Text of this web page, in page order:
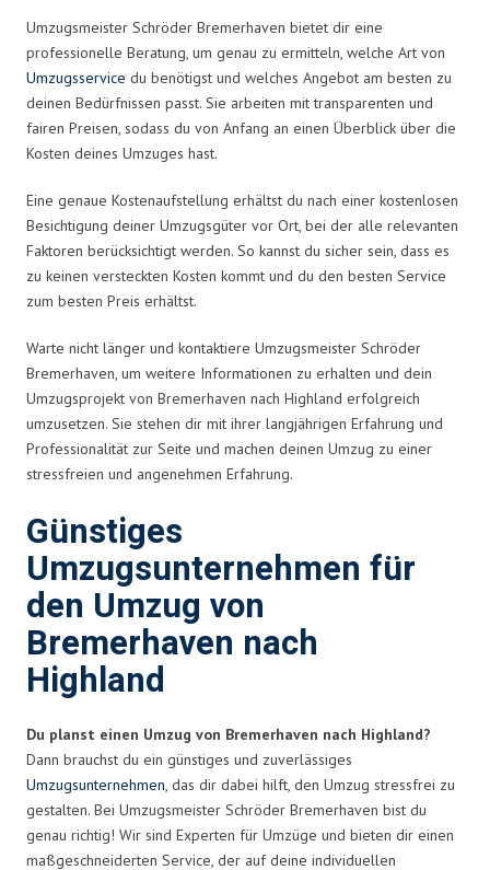
Umzugsmeister Schröder Bremerhaven bietet dir eine
professionelle Beratung, um genau zu ermitteln, welche Art von
Umzugsservice du benötigst und welches Angebot am besten zu
deinen Bedürfnissen passt. Sie arbeiten mit transparenten und
fairen Preisen, sodass du von Anfang an einen Überblick über die
Kosten deines Umzuges hast.
Eine genaue Kostenaufstellung erhältst du nach einer kostenlosen
Besichtigung deiner Umzugsgüter vor Ort, bei der alle relevanten
Faktoren berücksichtigt werden. So kannst du sicher sein, dass es
zu keinen versteckten Kosten kommt und du den besten Service
zum besten Preis erhältst.
Warte nicht länger und kontaktiere Umzugsmeister Schröder
Bremerhaven, um weitere Informationen zu erhalten und dein
Umzugsprojekt von Bremerhaven nach Highland erfolgreich
umzusetzen. Sie stehen dir mit ihrer langjährigen Erfahrung und
Professionalität zur Seite und machen deinen Umzug zu einer
stressfreien und angenehmen Erfahrung.
Günstiges
Umzugsunternehmen für
den Umzug von
Bremerhaven nach
Highland
Du planst einen Umzug von Bremerhaven nach Highland?
Dann brauchst du ein günstiges und zuverlässiges
Umzugsunternehmen, das dir dabei hilft, den Umzug stressfrei zu
gestalten. Bei Umzugsmeister Schröder Bremerhaven bist du
genau richtig! Wir sind Experten für Umzüge und bieten dir einen
maßgeschneiderten Service, der auf deine individuellen